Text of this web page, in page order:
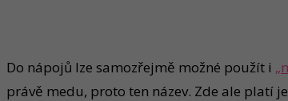
Do nápojů lze samozřejmě možné použít i
právě medu, proto ten název. Zde ale platí